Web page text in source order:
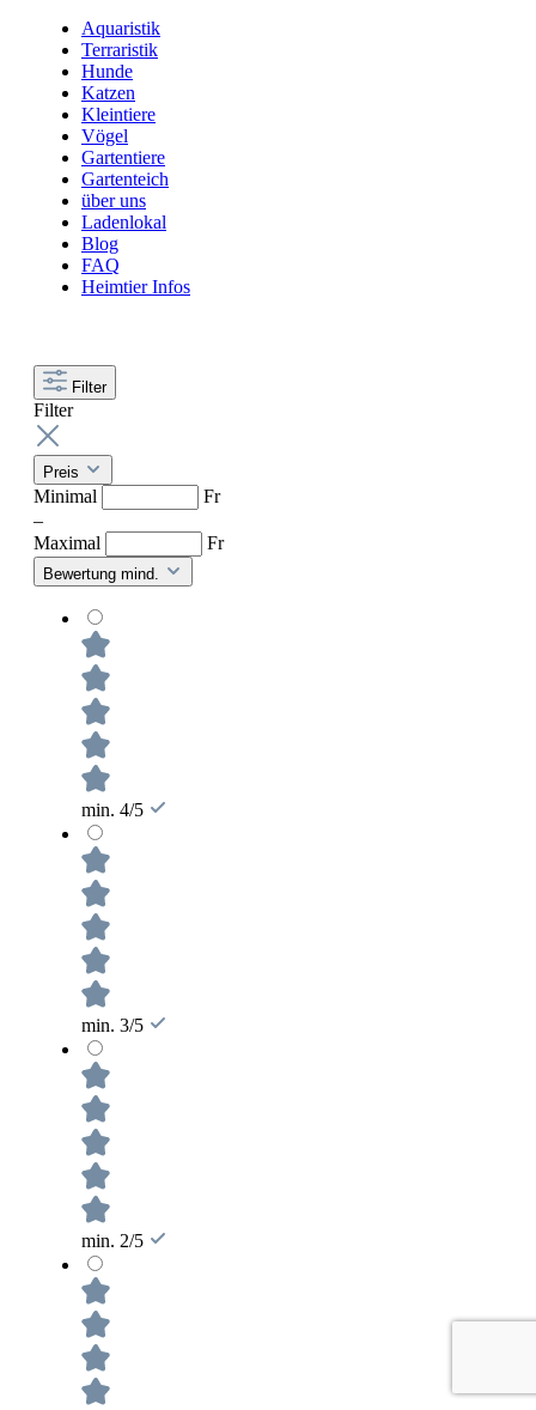
Aquaristik
Terraristik
Hunde
Katzen
Kleintiere
Vögel
Gartentiere
Gartenteich
über uns
Ladenlokal
Blog
FAQ
Heimtier Infos
Filter
Filter
Preis
Minimal
Fr
–
Maximal
Fr
Bewertung mind.
min. 4/5
min. 3/5
min. 2/5